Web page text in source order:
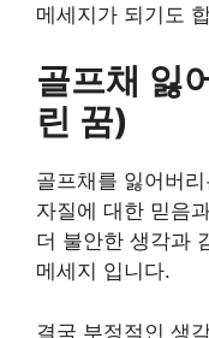
메세지가 되기도
골프채 잃
린 꿈)
골프채를 잃어버
자질에 대한 믿음
더 불안한 생각과
메세지 입니다.
결국 부정적인 생